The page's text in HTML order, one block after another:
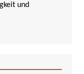
und